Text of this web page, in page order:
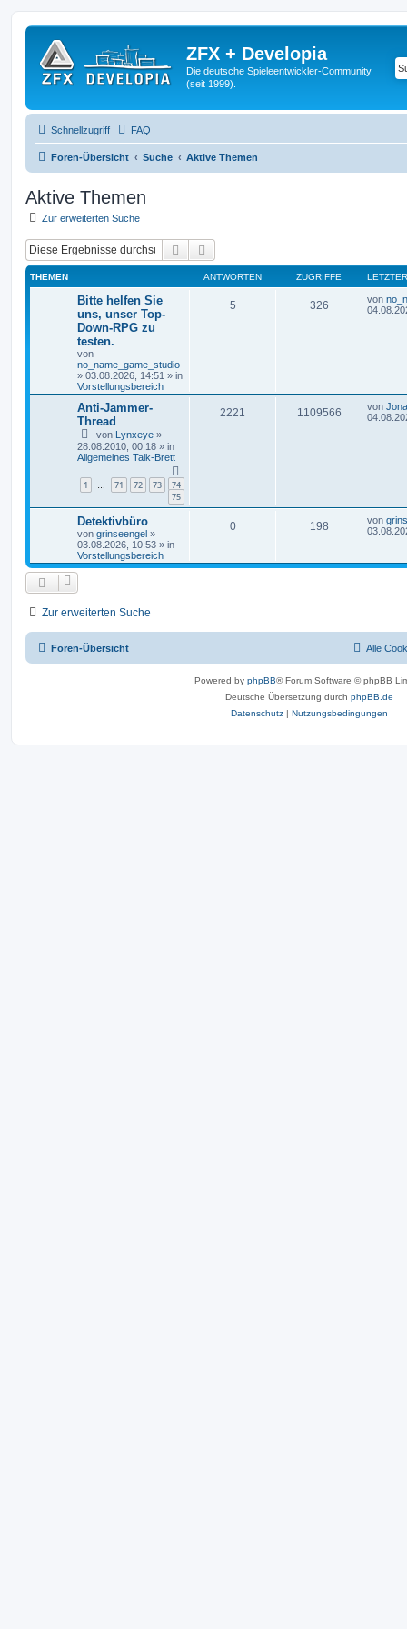
ZFX + Developia
Die deutsche Spieleentwickler-Community
(seit 1999).
Schnellzugriff FAQ
Foren-Übersicht Suche Aktive Themen
Aktive Themen
Zur erweiterten Suche
Suche
THEMEN ANTWORTEN ZUGRIFFE
Bitte helfen Sie
uns, unser Top-
Down-RPG zu
testen.
von
no_name_game_studio
» 03.08.2026, 14:51 » in
Vorstellungsbereich
5 326 von
Anti-Jammer-
Thread
von Lynxeye »
28.08.2010, 00:18 » in
Allgemeines Talk-Brett
1 … 71 72 73
74
75
2221 1109566 von
Detektivbüro
von grinseengel »
03.08.2026, 10:53 » in
Vorstellungsbereich
0 198 von
Zur erweiterten Suche
Foren-Übersicht Alle
Powered by phpBB® Forum Software © phpBB
Deutsche Übersetzung durch phpBB.de
Datenschutz | Nutzungsbedingungen